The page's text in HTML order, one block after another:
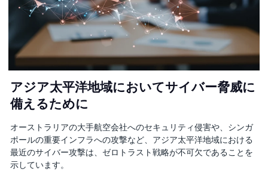
アジア太平洋地域においてサイバー脅威に
備えるために
オーストラリアの大手航空会社へのセキュリティ侵害や、シンガ
ポールの重要インフラへの攻撃など、アジア太平洋地域における
最近のサイバー攻撃は、ゼロトラスト戦略が不可欠であることを
示しています。